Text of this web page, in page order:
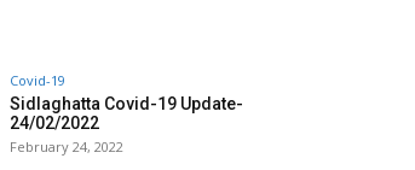
Covid-19
Sidlaghatta Covid-19 Update-
24/02/2022
February 24, 2022